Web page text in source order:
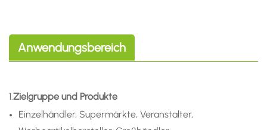
Anwendungsbereich
1.Zielgruppe und Produkte
Einzelhändler, Supermärkte, Veranstalter,